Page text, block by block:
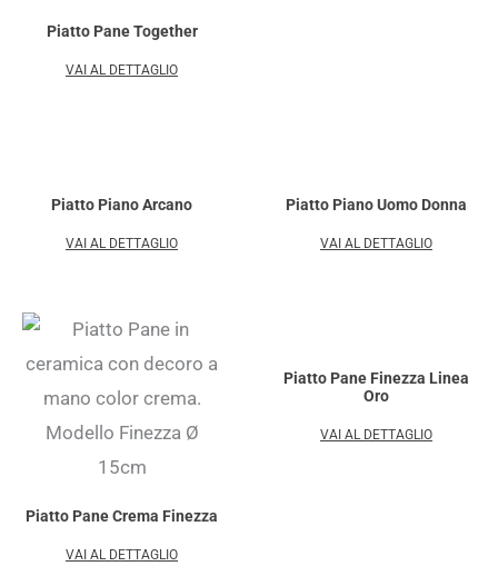
Piatto Pane Together
VAI AL DETTAGLIO
Piatto Piano Arcano
VAI AL DETTAGLIO
Piatto Piano Uomo Donna
VAI AL DETTAGLIO
Piatto Pane Crema Finezza
VAI AL DETTAGLIO
Piatto Pane Finezza Linea
Oro
VAI AL DETTAGLIO